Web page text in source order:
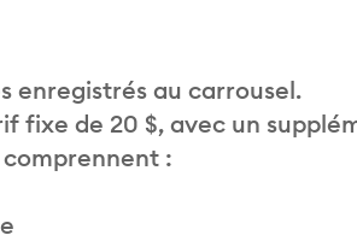
enregistrés au carrousel.
fixe de 20 $, avec un
: